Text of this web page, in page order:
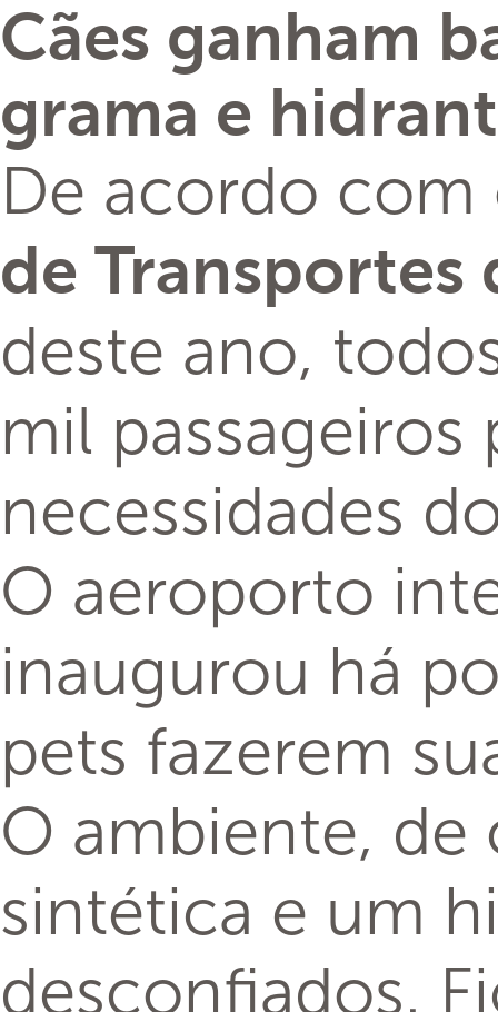
Cães ganham
grama e
De acordo
de Transportes
deste ano,
mil passageiros
necessidades
O aeroporto
inaugurou há
pets fazerem
O ambiente, de
sintética e um
desconfiados.